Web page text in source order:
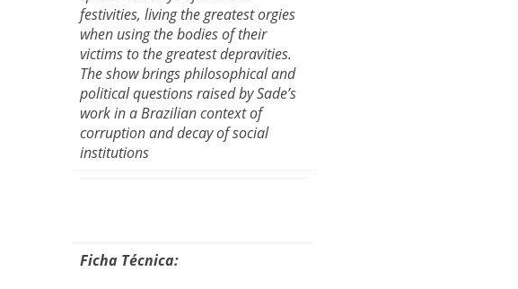
festivities, living the greatest orgies
when using the bodies of their
victims to the greatest depravities.
The show brings philosophical and
political questions raised by Sade’s
work in a Brazilian context of
corruption and decay of social
institutions
Ficha Técnica: